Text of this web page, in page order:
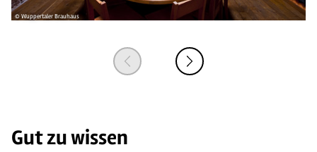
© Wuppertaler Brauhaus
Gut zu wissen